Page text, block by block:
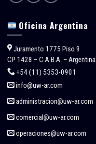
Oficina Argentina
Juramento 1775 Piso 9
CP 1428 – C.A.B.A. – Argentina
+54 (11) 5353-0901
info@uw-ar.com
administracion@uw-ar.com
comercial@uw-ar.com
operaciones@uw-ar.com